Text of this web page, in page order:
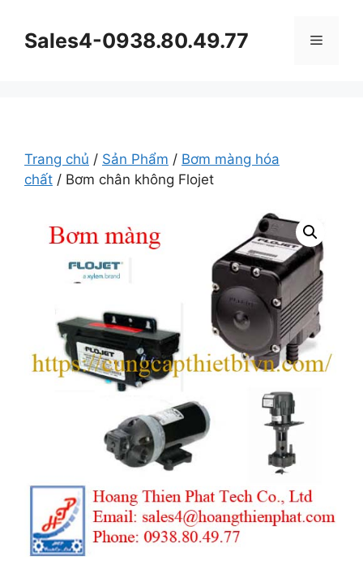
Sales4-0938.80.49.77 Menu
Trang chủ / Sản Phẩm / Bơm màng hóa
chất / Bơm chân không Flojet